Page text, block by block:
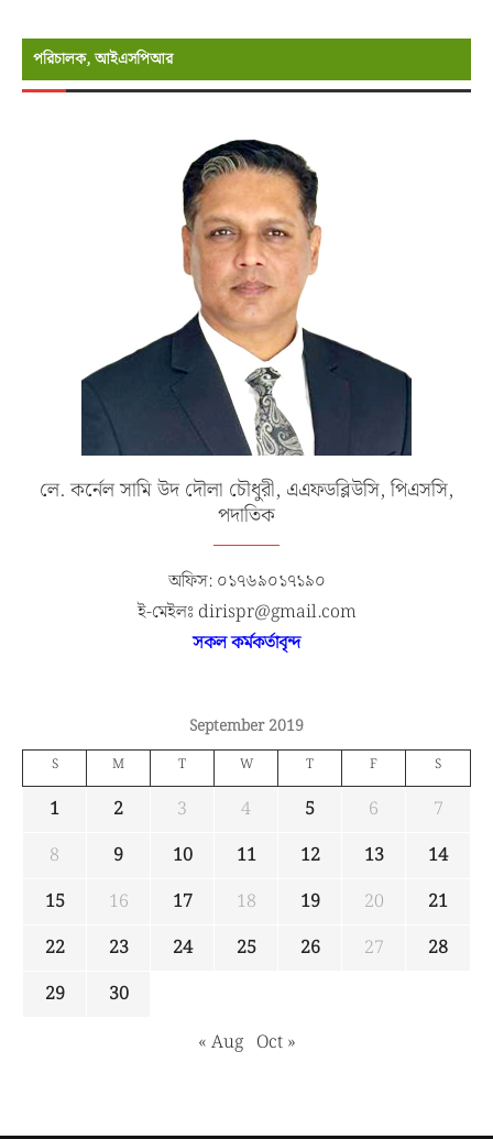
পরিচালক, আইএসপিআর
লে. কর্নেল সামি উদ দৌলা চৌধুরী, এএফডব্লিউসি, পিএসসি,
পদাতিক
অফিস: ০১৭৬৯০১৭১৯০
ই-মেইলঃ dirispr@gmail.com
সকল কর্মকর্তাবৃন্দ
September 2019
S M T W T F S
1 2 3 4 5 6
7
8
9 10 11 12 13
14
15
16 17 18 19 20
21
22
23 24 25 26 27
28
29
30
« Aug Oct »